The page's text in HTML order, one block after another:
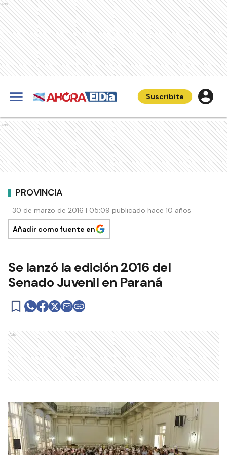
Ads
Suscribite
Ads
PROVINCIA
30 de marzo de 2016 | 05:09 publicado hace 10 años
Añadir como fuente en
Se lanzó la edición 2016 del
Senado Juvenil en Paraná
Ads